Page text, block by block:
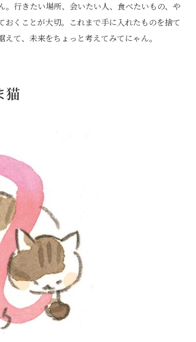
行きたい場所、会いたい人、食べたいもの、や
くことが大切。これまで手に入れたものを捨て
て、未来をちょっと考えてみてにゃん。
猫